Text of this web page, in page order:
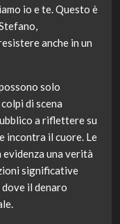
io e te. Questo è
anche in un
solo
di scena
a riflettere su
incontra il cuore. Le
una verità
significative
il denaro